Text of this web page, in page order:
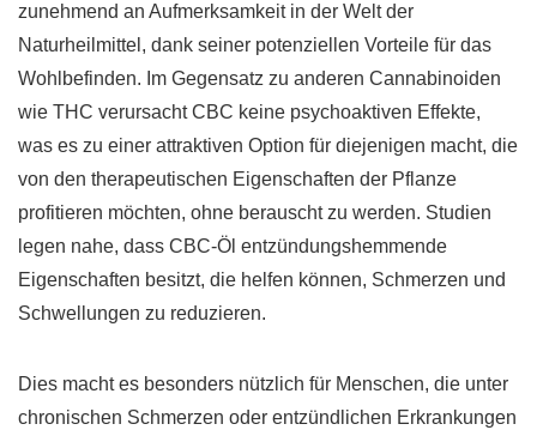
zunehmend an Aufmerksamkeit in der Welt der
Naturheilmittel, dank seiner potenziellen Vorteile für das
Wohlbefinden. Im Gegensatz zu anderen Cannabinoiden
wie THC verursacht CBC keine psychoaktiven Effekte,
was es zu einer attraktiven Option für diejenigen macht, die
von den therapeutischen Eigenschaften der Pflanze
profitieren möchten, ohne berauscht zu werden. Studien
legen nahe, dass CBC-Öl entzündungshemmende
Eigenschaften besitzt, die helfen können, Schmerzen und
Schwellungen zu reduzieren.
Dies macht es besonders nützlich für Menschen, die unter
chronischen Schmerzen oder entzündlichen Erkrankungen